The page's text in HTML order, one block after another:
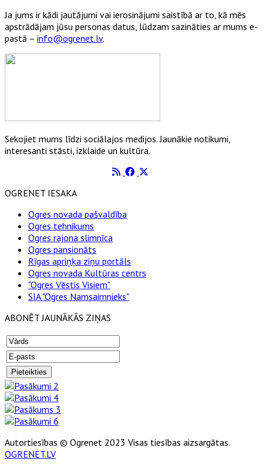
Ja jums ir kādi jautājumi vai ierosinājumi saistībā ar to, kā mēs
apstrādājam jūsu personas datus, lūdzam sazināties ar mums e-
pastā – info@ogrenet.lv.
Sekojiet mums līdzi sociālajos medijos. Jaunākie notikumi,
interesanti stāsti, izklaide un kultūra.
OGRENET IESAKA
Ogres novada pašvaldība
Ogres tehnikums
Ogres rajona slimnīca
Ogres pansionāts
Rīgas apriņķa ziņu portāls
Ogres novada Kultūras centrs
"Ogres Vēstis Visiem"
SIA "Ogres Namsaimnieks"
ABONĒT JAUNĀKĀS ZIŅAS
Autortiesības © Ogrenet 2023 Visas tiesības aizsargātas.
OGRENET.LV